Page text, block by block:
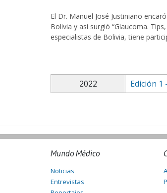
El Dr. Manuel José Justiniano
Bolivia y así surgió “Glaucoma.
especialistas de Bolivia, tiene
2022 Edición 1
Mundo Médico
Noticias
Entrevistas